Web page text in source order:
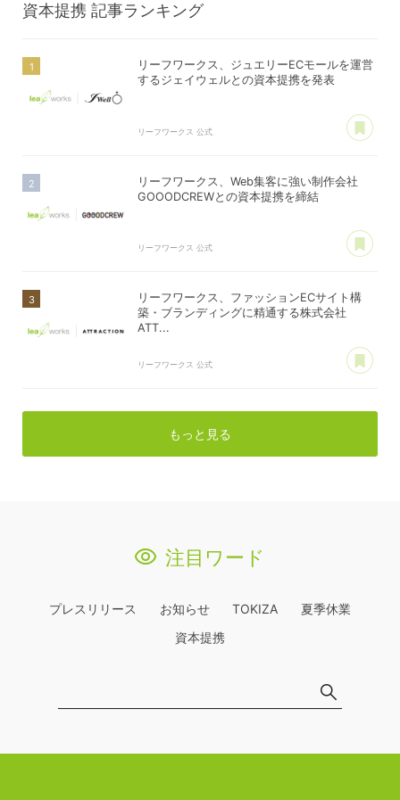
資本提携 記事ランキング
リーフワークス、ジュエリーECモールを運営
するジェイウェルとの資本提携を発表
リーフワークス 公式
リーフワークス、Web集客に強い制作会社
GOOODCREWとの資本提携を締結
リーフワークス 公式
リーフワークス、ファッションECサイト構
築・ブランディングに精通する株式会社
ATT...
リーフワークス 公式
もっと見る
注目ワード
プレスリリース お知らせ TOKIZA
夏季休業
資本提携